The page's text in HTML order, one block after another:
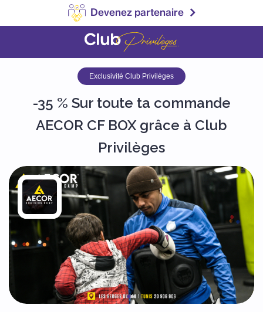
Devenez partenaire
Exclusivité Club Privilèges
-35 % Sur toute ta commande
AECOR CF BOX grâce à Club
Privilèges